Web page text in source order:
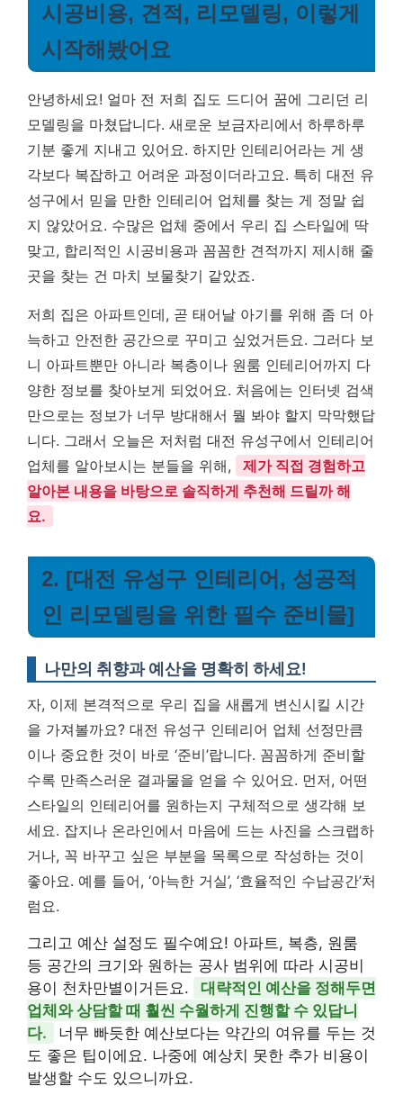
시공비용, 견적, 리모델링, 이렇게
시작해봤어요
안녕하세요! 얼마 전 저희 집도 드디어 꿈에 그리던 리
모델링을 마쳤답니다. 새로운 보금자리에서 하루하루
기분 좋게 지내고 있어요. 하지만 인테리어라는 게 생
각보다 복잡하고 어려운 과정이더라고요. 특히 대전 유
성구에서 믿을 만한 인테리어 업체를 찾는 게 정말 쉽
지 않았어요. 수많은 업체 중에서 우리 집 스타일에 딱
맞고, 합리적인 시공비용과 꼼꼼한 견적까지 제시해 줄
곳을 찾는 건 마치 보물찾기 같았죠.
저희 집은 아파트인데, 곧 태어날 아기를 위해 좀 더 아
늑하고 안전한 공간으로 꾸미고 싶었거든요. 그러다 보
니 아파트뿐만 아니라 복층이나 원룸 인테리어까지 다
양한 정보를 찾아보게 되었어요. 처음에는 인터넷 검색
만으로는 정보가 너무 방대해서 뭘 봐야 할지 막막했답
니다. 그래서 오늘은 저처럼 대전 유성구에서 인테리어
업체를 알아보시는 분들을 위해,
제가 직접 경험하고
알아본 내용을 바탕으로 솔직하게 추천해 드릴까 해
요.
2. [대전 유성구 인테리어, 성공적
인 리모델링을 위한 필수 준비물]
나만의 취향과 예산을 명확히 하세요!
자, 이제 본격적으로 우리 집을 새롭게 변신시킬 시간
을 가져볼까요? 대전 유성구 인테리어 업체 선정만큼
이나 중요한 것이 바로 ‘준비’랍니다. 꼼꼼하게 준비할
수록 만족스러운 결과물을 얻을 수 있어요. 먼저, 어떤
스타일의 인테리어를 원하는지 구체적으로 생각해 보
세요. 잡지나 온라인에서 마음에 드는 사진을 스크랩하
거나, 꼭 바꾸고 싶은 부분을 목록으로 작성하는 것이
좋아요. 예를 들어, ‘아늑한 거실’, ‘효율적인 수납공간’처
럼요.
그리고 예산 설정도 필수예요! 아파트, 복층, 원룸
등 공간의 크기와 원하는 공사 범위에 따라 시공비
용이 천차만별이거든요.
대략적인 예산을 정해두면
업체와 상담할 때 훨씬 수월하게 진행할 수 있답니
다.
너무 빠듯한 예산보다는 약간의 여유를 두는 것
도 좋은 팁이에요. 나중에 예상치 못한 추가 비용이
발생할 수도 있으니까요.